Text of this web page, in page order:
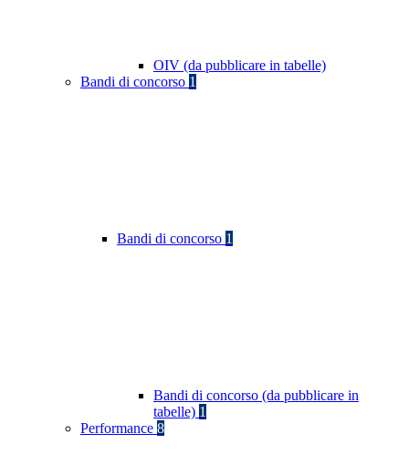
OIV (da pubblicare in tabelle)
Bandi di concorso 1
Bandi di concorso 1
Bandi di concorso (da pubblicare in
tabelle) 1
Performance 8